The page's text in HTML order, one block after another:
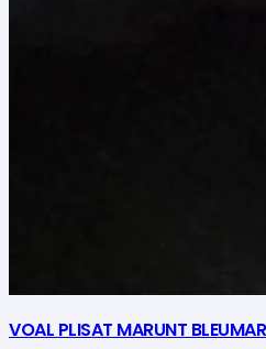
VOAL PLISAT MARUNT